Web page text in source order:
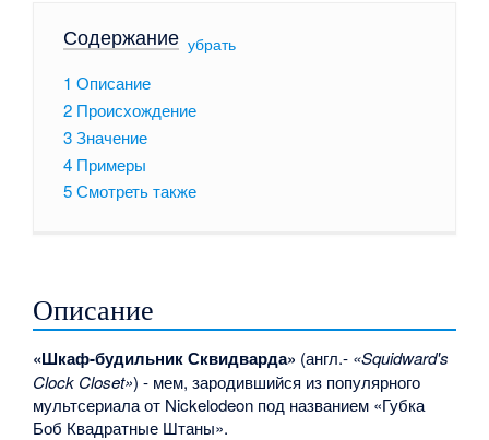
Содержание[ убрать]
1 Описание
2 Происхождение
3Значение
4 Примеры
5Смотреть также
Описание
«Шкаф-будильник Сквидварда» (англ.- «Squidward's
Clock Closet») - мем, зародившийся из популярного
мультсериала от Nickelodeon под названием «Губка
Боб Квадратные Штаны».